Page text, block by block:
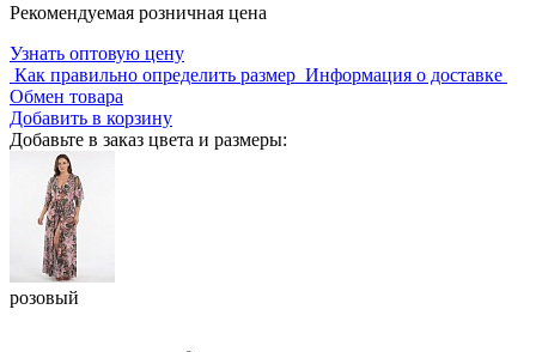
Рекомендуемая розничная цена
Узнать оптовую цену
Как правильно определить размер Информация о доставке
Обмен товара
Добавить в корзину
Добавьте в заказ цвета и размеры:
розовый